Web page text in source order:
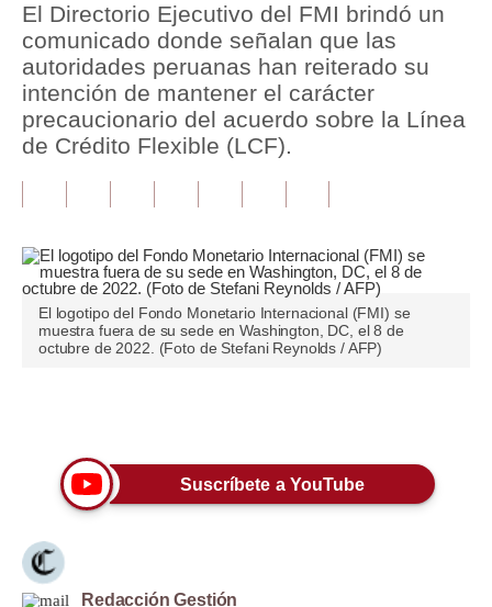
Política
Tu Dinero
Finanzas Personales
Opinión
Editorial
Pregunta de hoy
Lujo
Moda
El Directorio Ejecutivo del FMI brindó un
comunicado donde señalan que las
autoridades peruanas han reiterado su
intención de mantener el carácter
precaucionario del acuerdo sobre la Línea
de Crédito Flexible (LCF).
El logotipo del Fondo Monetario Internacional (FMI) se
muestra fuera de su sede en Washington, DC, el 8 de
octubre de 2022. (Foto de Stefani Reynolds / AFP)
Suscríbete a YouTube
Redacción Gestión